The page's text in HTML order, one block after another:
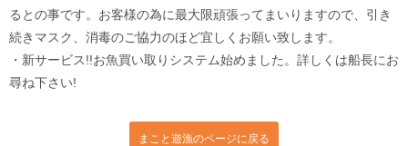
るとの事です。お客様の為に最大限頑張ってまいりますので、引き
続きマスク、消毒のご協力のほど宜しくお願い致します。
・新サービス!!お魚買い取りシステム始めました。詳しくは船長にお
尋ね下さい!
まこと遊漁のページに戻る